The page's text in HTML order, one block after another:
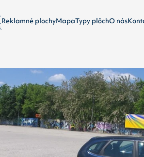
Reklamné plochyMapaTypy plôchO nás